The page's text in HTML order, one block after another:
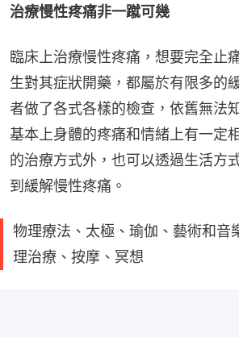
治療慢性疼痛非一蹴可幾
臨床上治療慢性疼痛，想要完全止
生對其症狀開藥，都屬於有限多的
者做了各式各樣的檢查，依舊無法
基本上身體的疼痛和情緒上有一定
的治療方式外，也可以透過生活方
到緩解慢性疼痛。
物理療法、太極、瑜伽、藝術和音
理治療、按摩、冥想